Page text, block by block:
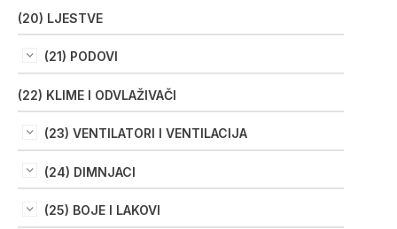
(20) LJESTVE
(21) PODOVI
(22) KLIME I ODVLAŽIVAČI
(23) VENTILATORI I VENTILACIJA
(24) DIMNJACI
(25) BOJE I LAKOVI